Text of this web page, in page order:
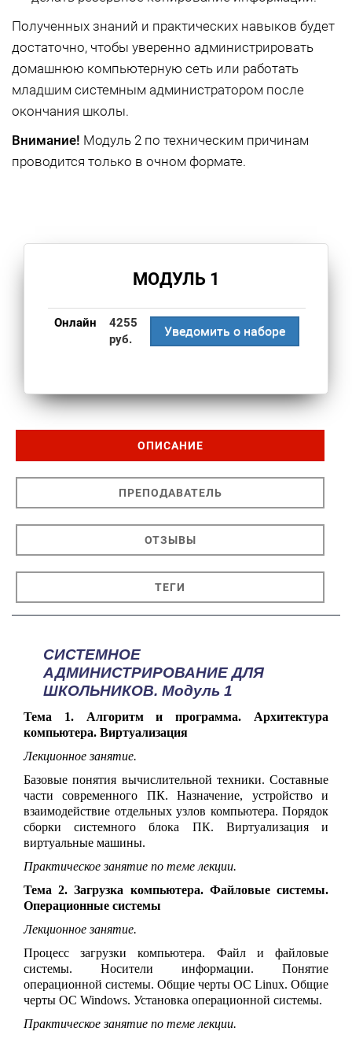
Полученных знаний и практических навыков будет
достаточно, чтобы уверенно администрировать
домашнюю компьютерную сеть или работать
младшим системным администратором после
окончания школы.
Внимание! Модуль 2 по техническим причинам
проводится только в очном формате.
МОДУЛЬ 1
Онлайн
4255
руб.
Уведомить о наборе
ОПИСАНИЕ
ПРЕПОДАВАТЕЛЬ
ОТЗЫВЫ
ТЕГИ
СИСТЕМНОЕ
АДМИНИСТРИРОВАНИЕ ДЛЯ
ШКОЛЬНИКОВ. Модуль 1
Тема 1. Алгоритм и программа. Архитектура
компьютера. Виртуализация
Лекционное занятие.
Базовые понятия вычислительной техники. Составные
части современного ПК.Назначение, устройство и
взаимодействие отдельных узлов компьютера. Порядок
сборки системного блока ПК. Виртуализация и
виртуальные машины.
Практическое занятие по теме лекции.
Тема 2. Загрузка компьютера. Файловые системы.
Операционные системы
Лекционное занятие.
Процесс загрузки компьютера. Файл и файловые
системы. Носители информации. Понятие
операционной системы. Общие черты ОС Linux. Общие
черты ОС Windows. Установка операционной системы.
Практическое занятие по теме лекции.